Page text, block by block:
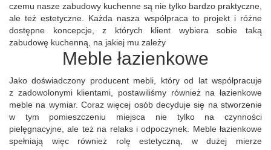
czemu nasze zabudowy kuchenne są nie tylko bardzo praktyczne,
ale też estetyczne. Każda nasza współpraca to projekt i różne
dostępne koncepcje, z których klient wybiera sobie taką
zabudowę kuchenną, na jakiej mu zależy
Meble łazienkowe
Jako doświadczony producent mebli, który od lat współpracuje
z zadowolonymi klientami, postawiliśmy również na łazienkowe
meble na wymiar. Coraz więcej osób decyduje się na stworzenie
w tym pomieszczeniu miejsca nie tylko na czynności
pielęgnacyjne, ale też na relaks i odpoczynek. Meble łazienkowe
spełniają więc również rolę estetyczną, w dużej mierze